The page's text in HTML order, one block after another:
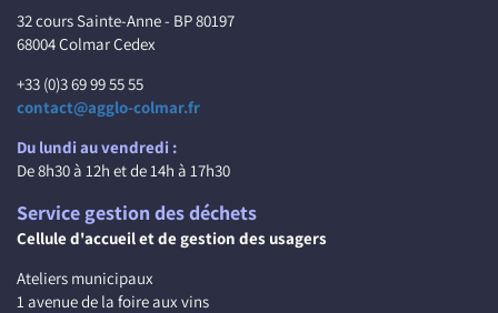
32 cours Sainte-Anne - BP 80197
68004 Colmar Cedex
+33 (0)3 69 99 55 55
contact@agglo-colmar.fr
Du lundi au vendredi :
De 8h30 à 12h et de 14h à 17h30
Service gestion des déchets
Cellule d'accueil et de gestion des usagers
Ateliers municipaux
1 avenue de la foire aux vins